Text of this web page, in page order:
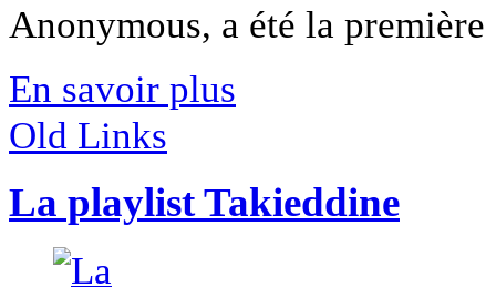
Anonymous, a été la
En savoir plus
Old Links
La playlist Takieddine